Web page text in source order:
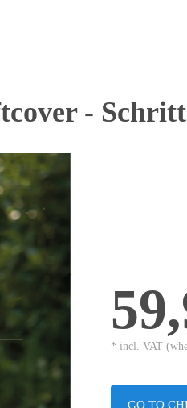
-
* incl. VAT
GO TO